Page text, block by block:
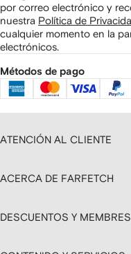
por correo electrónico y
nuestra Política de
cualquier momento en la
electrónicos.
Métodos de pago
ATENCIÓN AL CLIENTE
ACERCA DE FARFETCH
DESCUENTOS Y